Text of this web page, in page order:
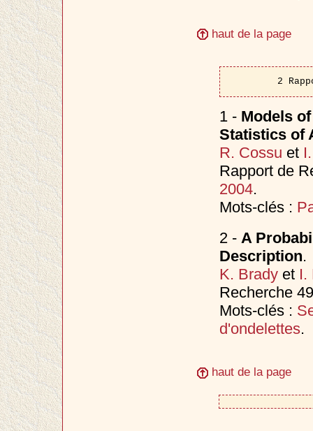
haut de la page
2
1 - Models
Statistics of
R. Cossu et
Rapport de
2004.
Mots-clés :
2 - A
Description.
K. Bradyet I.
Recherche
Mots-clés :
d'ondelettes.
haut de la page